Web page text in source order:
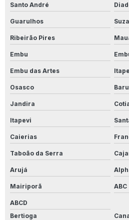
Santo André
Guarulhos
Ribeirão Pires
Embu
Embu das Artes
Osasco
Jandira
Itapevi
Caierias
Taboão da Serra
Arujá
Mairiporã ABC
ABCD
Bertioga